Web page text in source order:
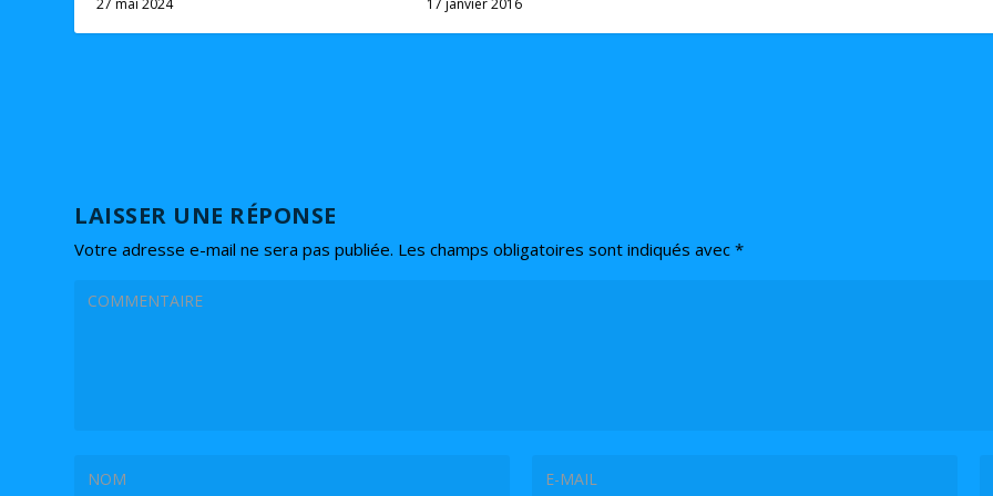
27 mai 2024 17 janvier 2016
LAISSER UNE RÉPONSE
Votre adresse e-mail ne sera pas publiée. Les champs obligatoires sont indiqués avec*